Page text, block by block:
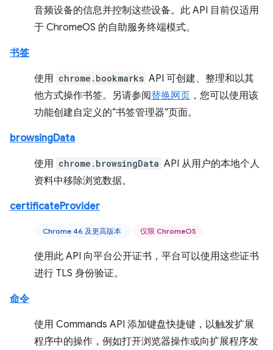
音频设备的信息并控制这些设备。此 API 目前仅适用
于 ChromeOS 的自助服务终端模式。
书签
使用 chrome.bookmarks API 可创建、整理和以其
他方式操作书签。另请参阅替换网页 ，您可以使用该
功能创建自定义的“书签管理器”页面。
browsingData
使用 chrome.browsingData API 从用户的本地个人
资料中移除浏览数据。
certificateProvider
Chrome 46 及更高版本 仅限 ChromeOS
使用此 API 向平台公开证书，平台可以使用这些证书
进行 TLS 身份验证。
命令
使用 Commands API 添加键盘快捷键，以触发扩展
程序中的操作，例如打开浏览器操作或向扩展程序发